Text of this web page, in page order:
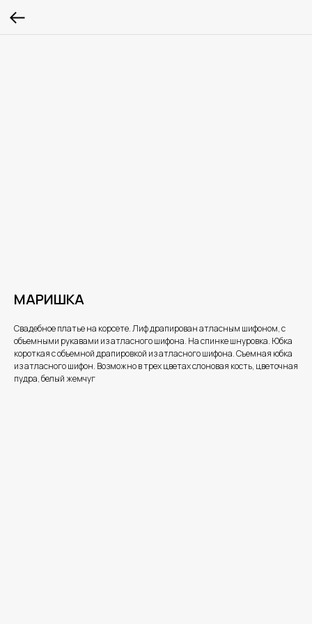
МАРИШКА
Свадебное платье на корсете. Лиф драпирован атласным шифоном, с
объемными рукавами из атласного шифона. На спинке шнуровка. Юбка
короткая с объемной драпировкой из атласного шифона. Съемная юбка
из атласного шифон. Возможно в трех цветах слоновая кость, цветочная
пудра, белый жемчуг